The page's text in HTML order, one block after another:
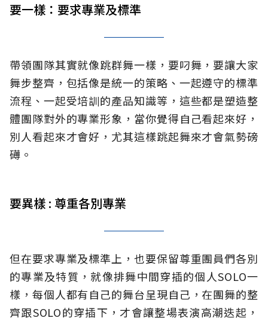
要一樣：要求專業及標準
帶領團隊其實就像跳群舞一樣，要叼舞，要讓大家
舞步整齊，包括像是統一的策略、一起遵守的標準
流程、一起受培訓的產品知識等，這些都是塑造整
體團隊對外的專業形象，當你覺得自己看起來好，
別人看起來才會好，尤其這樣跳起舞來才會氣勢磅
礡。
要異樣 : 尊重各別專業
但在要求專業及標準上，也要保留尊重團員們各別
的專業及特質，就像排舞中間穿插的個人SOLO一
樣，每個人都有自己的舞台呈現自己，在團舞的整
齊跟SOLO的穿插下，才會讓整場表演高潮迭起，